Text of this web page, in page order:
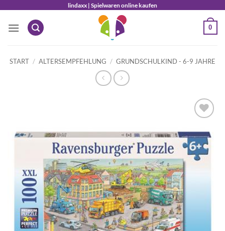
springen
lindaxx | Spielwaren online kaufen
0
START / ALTERSEMPFEHLUNG / GRUNDSCHULKIND - 6-9 JAHRE
Wunschliste